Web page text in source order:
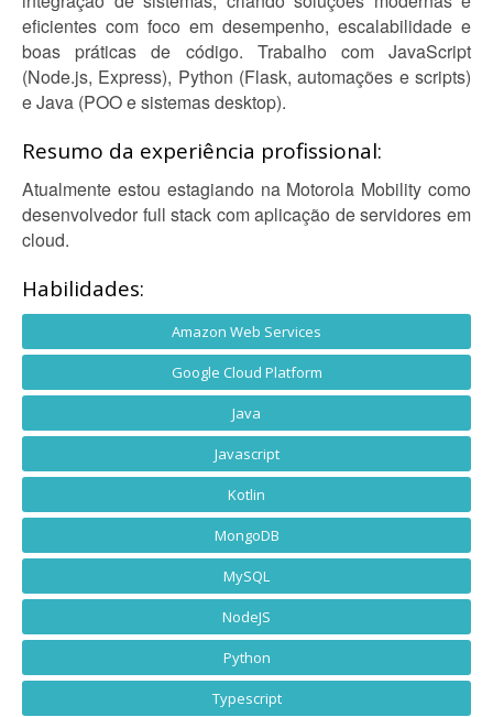
eficientes com foco em desempenho, escalabilidade e
boas práticas de código. Trabalho com JavaScript
(Node.js, Express), Python (Flask, automações e scripts)
e Java (POO e sistemas desktop).
Resumo da experiência profissional:
Atualmente estou estagiando na Motorola Mobility como
desenvolvedor full stack com aplicação de servidores em
cloud.
Habilidades:
Amazon Web Services
Google Cloud Platform
Java
Javascript
Kotlin
MongoDB
MySQL
NodeJS
Python
Typescript